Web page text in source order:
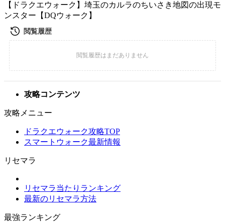
【ドラクエウォーク】埼玉のカルラのちいさき地図の出現モ
ンスター【DQウォーク】
攻略コンテンツ
攻略メニュー
ドラクエウォーク攻略TOP
スマートウォーク最新情報
リセマラ
リセマラ当たりランキング
最新のリセマラ方法
最強ランキング